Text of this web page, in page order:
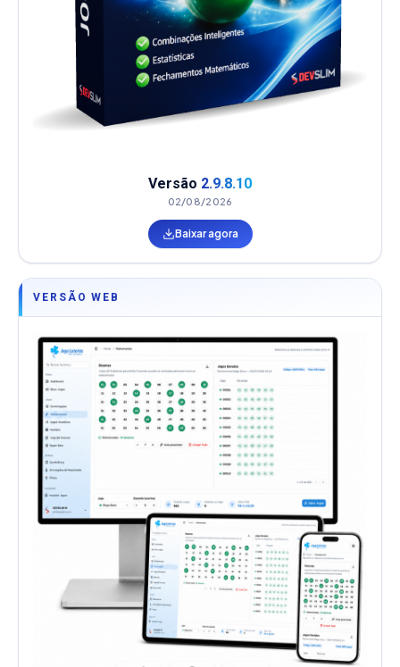
Versão 2.9.8.10
02/08/2026
Baixar agora
VERSÃO WEB